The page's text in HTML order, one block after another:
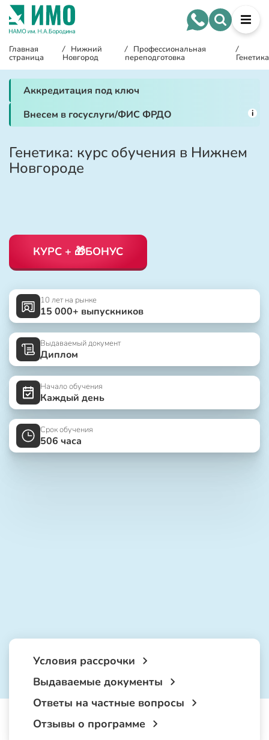
Главная
страница
/ Нижний
Новгород
/ Профессиональная
переподготовка
/
Генетика
Аккредитация под ключ
Внесем в госуслуги/ФИС ФРДО
i
Генетика: курс обучения в Нижнем
Новгороде
КУРС + 🎁БОНУС
10 лет на рынке
15 000+ выпускников
Выдаваемый документ
Диплом
Начало обучения
Каждый день
Срок обучения
506 часа
Условия рассрочки
Выдаваемые документы
Ответы на частные вопросы
Отзывы о программе